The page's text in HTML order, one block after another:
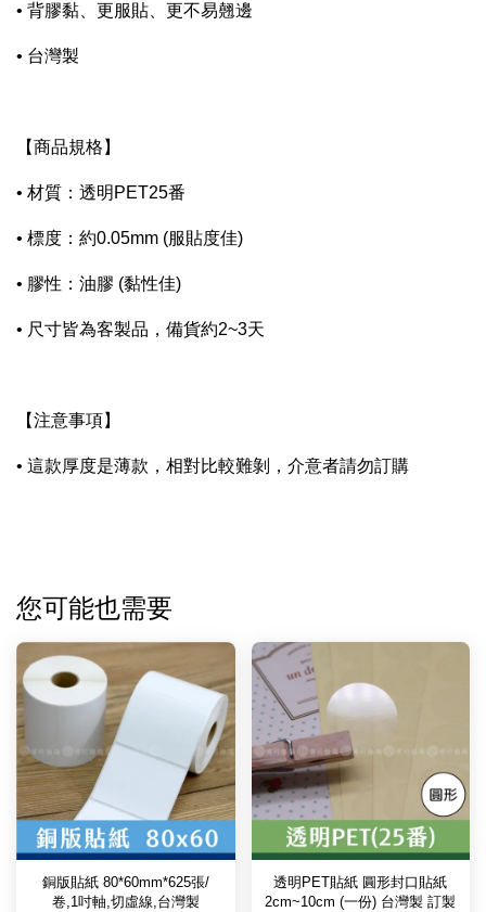
• 背膠黏、更服貼、更不易翹邊
• 台灣製
【商品規格】
• 材質：透明PET25番
• 標度：約0.05mm (服貼度佳)
• 膠性：油膠 (黏性佳)
• 尺寸皆為客製品，備貨約2~3天
【注意事項】
• 這款厚度是薄款，相對比較難剝，介意者請勿訂購
您可能也需要
銅版貼紙 80*60mm*625張/
卷,1吋軸,切虛線,台灣製
透明PET貼紙 圓形封口貼紙
2cm~10cm (一份) 台灣製 訂製